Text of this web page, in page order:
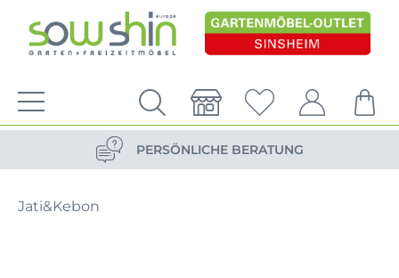
VERSANDKOSTENFREIE LIEFERUNG
PERSÖNLICHE BERATUNG
Jati&Kebon